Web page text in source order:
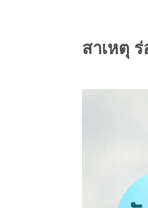
สาเหตุ